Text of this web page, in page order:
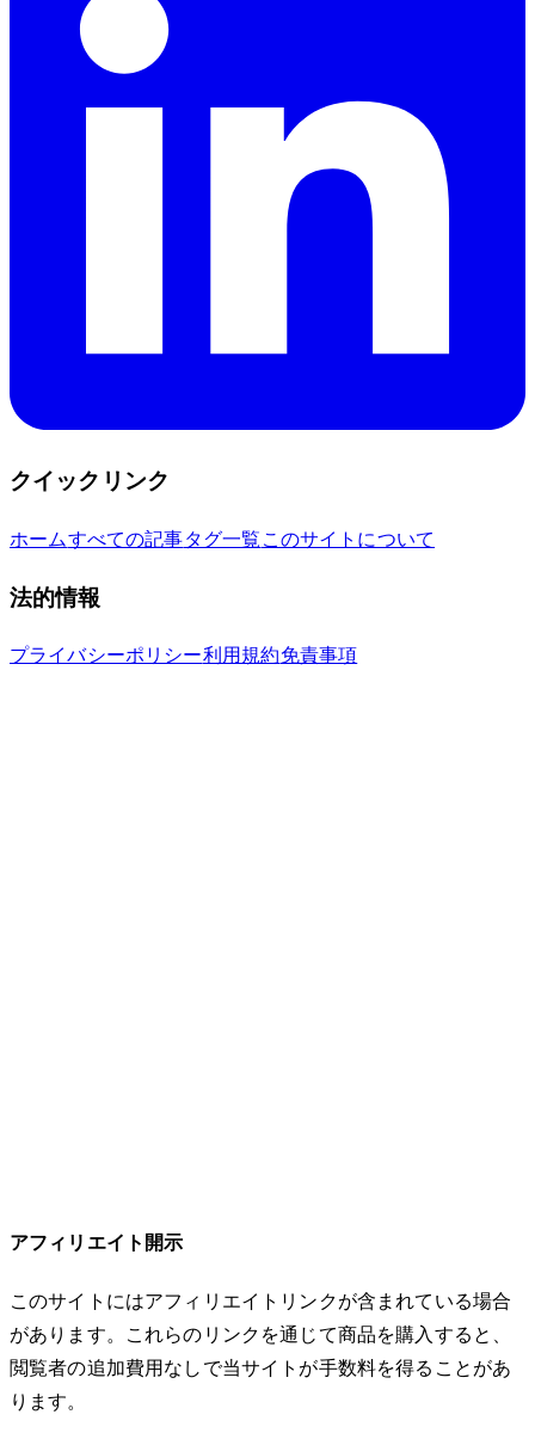
クイックリンク
ホームすべての記事タグ一覧 このサイトについて
法的情報
プライバシーポリシー利用規約免責事項
アフィリエイト開示
このサイトにはアフィリエイトリンクが含まれている場合
があります。これらのリンクを通じて商品を購入すると、
閲覧者の追加費用なしで当サイトが手数料を得ることがあ
ります。